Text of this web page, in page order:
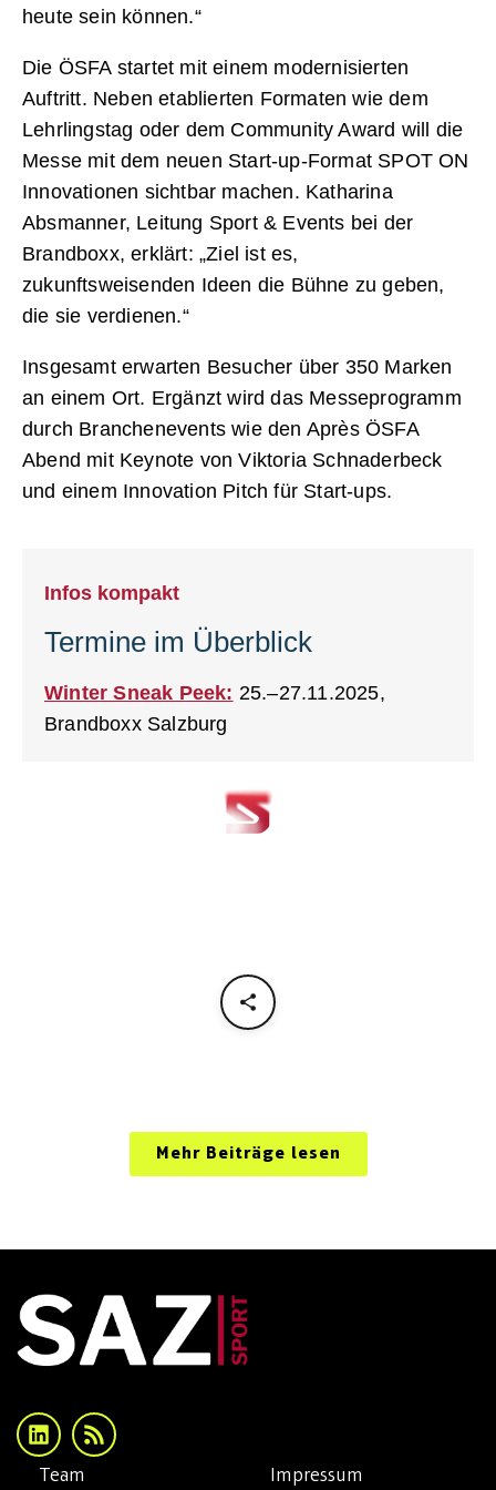
heute sein können.“
Die ÖSFA startet mit einem modernisierten
Auftritt. Neben etablierten Formaten wie dem
Lehrlingstag oder dem Community Award will die
Messe mit dem neuen Start-up-Format SPOT ON
Innovationen sichtbar machen. Katharina
Absmanner, Leitung Sport & Events bei der
Brandboxx, erklärt: „Ziel ist es,
zukunftsweisenden Ideen die Bühne zu geben,
die sie verdienen.“
Insgesamt erwarten Besucher über 350 Marken
an einem Ort. Ergänzt wird das Messeprogramm
durch Branchenevents wie den Après ÖSFA
Abend mit Keynote von Viktoria Schnaderbeck
und einem Innovation Pitch für Start-ups.
Infos kompakt
Termine im Überblick
Winter Sneak Peek: 25.–27.11.2025,
Brandboxx Salzburg
Mehr Beiträge lesen
Impressum
Team